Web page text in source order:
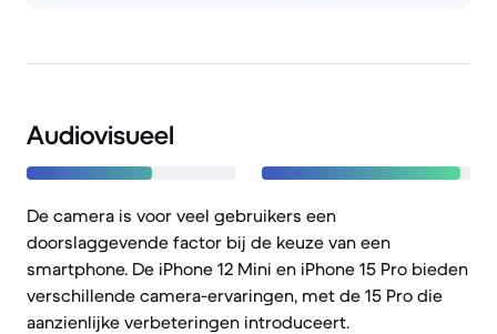
Audiovisueel
De camera is voor veel gebruikers een
doorslaggevende factor bij de keuze van een
smartphone. De iPhone 12 Mini en iPhone 15 Pro bieden
verschillende camera-ervaringen, met de 15 Pro die
aanzienlijke verbeteringen introduceert.